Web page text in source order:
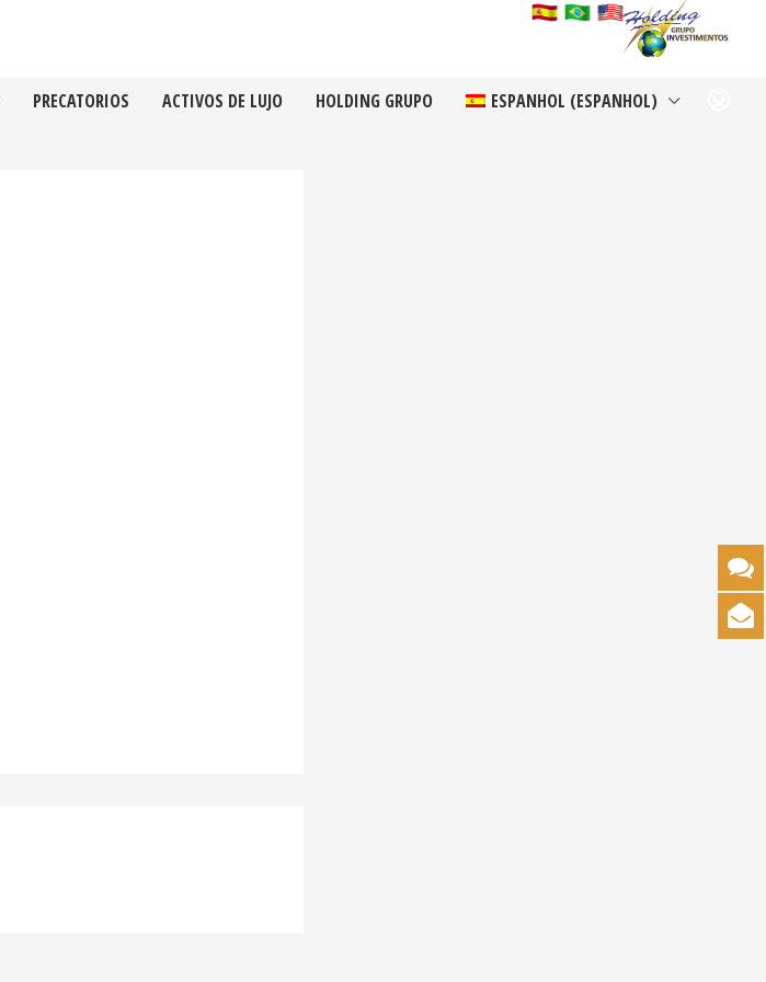
PRECATORIOS ACTIVOS DE LUJO HOLDING GRUPO ESPANHOL (ESPANHOL)